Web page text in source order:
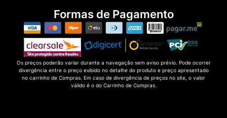
Formas de Pagamento
Os preços poderão variar durante a navegação sem aviso prévio. Pode ocorrer
divergência entre o preço exibido no detalhe do produto e preço apresentado
no carrinho de Compras. Em caso de divergência de preços no site, o valor
válido é o do Carrinho de Compras.